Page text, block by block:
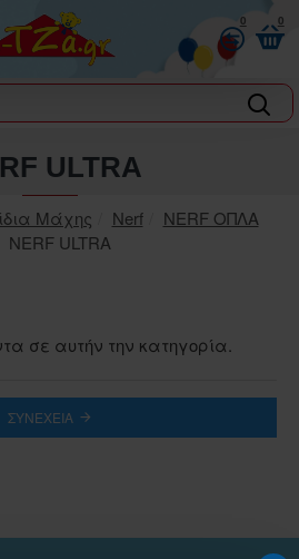
0 0
Μάχης Nerf
NERF ΟΠΛΑ
NERF ULTRA
ULTRA
σε αυτήν την κατηγορία.
ΣΥΝΈΧΕΙΑ